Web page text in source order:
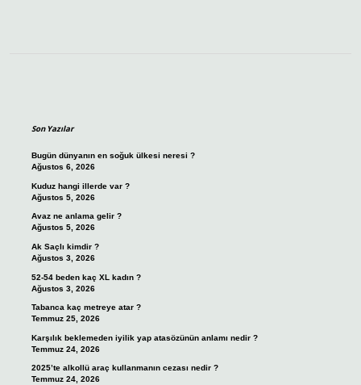
Son Yazılar
Bugün dünyanın en soğuk ülkesi neresi ?
Ağustos 6, 2026
Kuduz hangi illerde var ?
Ağustos 5, 2026
Avaz ne anlama gelir ?
Ağustos 5, 2026
Ak Saçlı kimdir ?
Ağustos 3, 2026
52-54 beden kaç XL kadın ?
Ağustos 3, 2026
Tabanca kaç metreye atar ?
Temmuz 25, 2026
Karşılık beklemeden iyilik yap atasözünün anlamı nedir ?
Temmuz 24, 2026
2025’te alkollü araç kullanmanın cezası nedir ?
Temmuz 24, 2026